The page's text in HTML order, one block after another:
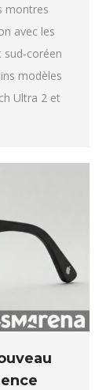
montres
avec les
sud-coréen
modèles
Ultra 2 et